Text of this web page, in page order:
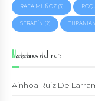
RAFA MUÑOZ(3)
SERAFÍN (2)
Nadadores del reto
Ainhoa Ruiz De